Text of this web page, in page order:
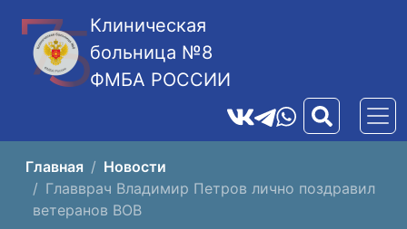
Клиническая
больница №8
ФМБА РОССИИ
Главная
Новости
Главврач Владимир Петров лично поздравил
ветеранов ВОВ